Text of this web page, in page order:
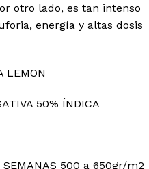
otro lado, es tan intenso
energía y altas dosis
LEMON
50% ÍNDICA
SEMANAS 500 a 650gr/m2